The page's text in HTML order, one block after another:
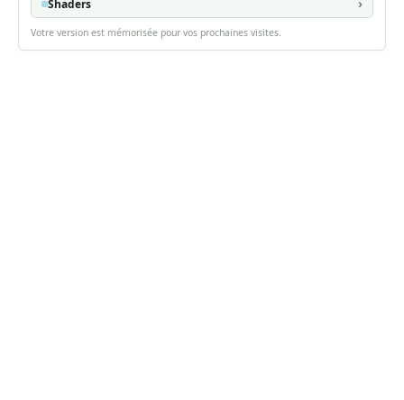
Shaders
Votre version est mémorisée pour vos prochaines visites.